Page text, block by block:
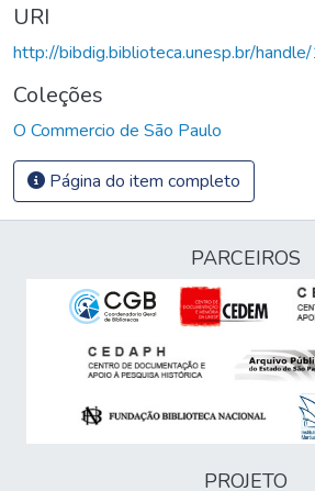
URI
http://bibdig.biblioteca.unesp.br/
Coleções
O Commercio de São Paulo
Página do item completo
PARCEIROS
PROJETO